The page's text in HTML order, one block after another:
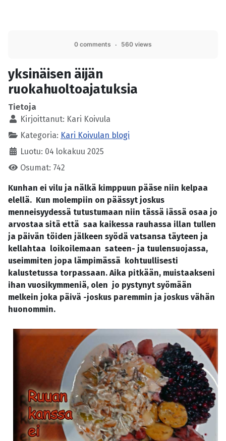
0 comments 560 views
yksinäisen äijän
ruokahuoltoajatuksia
Tietoja
Kirjoittanut: Kari Koivula
Kategoria: Kari Koivulan blogi
Luotu: 04 lokakuu 2025
Osumat: 742
Kunhan ei vilu ja nälkä kimppuun pääse niin kelpaa
elellä. Kun molempiin on päässyt joskus
menneisyydessä tutustumaan niin tässä iässä osaa jo
arvostaa sitä että saa kaikessa rauhassa illan tullen
ja päivän töiden jälkeen syödä vatsansa täyteen ja
kellahtaa loikoilemaan sateen- ja tuulensuojassa,
useimmiten jopa lämpimässä kohtuullisesti
kalustetussa torpassaan. Aika pitkään, muistaakseni
ihan vuosikymmeniä, olen jo pystynyt syömään
melkein joka päivä -joskus paremmin ja joskus vähän
huonommin.